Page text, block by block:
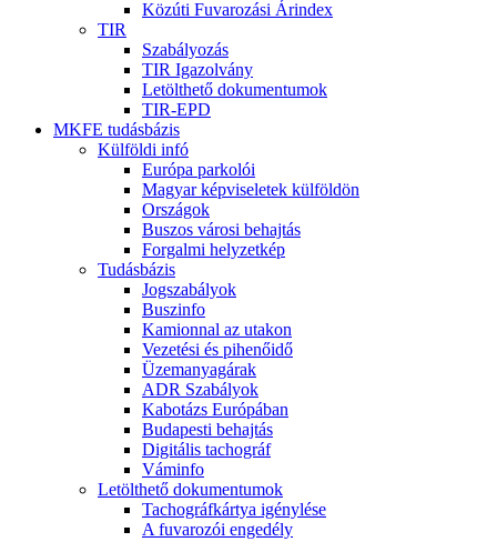
Közúti Fuvarozási Árindex
TIR
Szabályozás
TIR Igazolvány
Letölthető dokumentumok
TIR-EPD
MKFE tudásbázis
Külföldi infó
Európa parkolói
Magyar képviseletek külföldön
Országok
Buszos városi behajtás
Forgalmi helyzetkép
Tudásbázis
Jogszabályok
Buszinfo
Kamionnal az utakon
Vezetési és pihenőidő
Üzemanyagárak
ADR Szabályok
Kabotázs Európában
Budapesti behajtás
Digitális tachográf
Váminfo
Letölthető dokumentumok
Tachográfkártya igénylése
A fuvarozói engedély